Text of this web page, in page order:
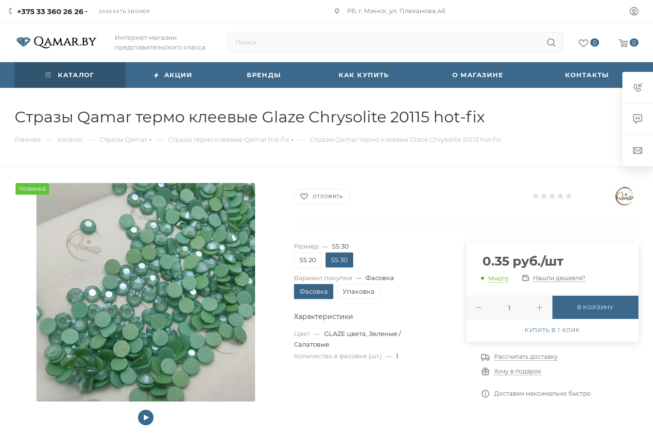
+375 33 360 26 26 ЗАКАЗАТЬ ЗВОНОК РБ, г. Минск, ул. Плеханова,46
Интернет-магазин
представительского класса
0 0
КАТАЛОГ АКЦИИ БРЕНДЫ КАК КУПИТЬ О МАГАЗИНЕ КОНТАКТЫ
Стразы Qamar термо клеевые Glaze Chrysolite 20115 hot-fix
Главная — Каталог — Стразы Qamar — Стразы термо клеевые Qamar hot-fix — Стразы Qamar термо клеевые Glaze Chrysolite 20115 hot-fix
Новинка
ОТЛОЖИТЬ
Размер — SS 30
SS 20
SS 30
Вариант покупки — Фасовка
Фасовка
Упаковка
Характеристики
Цвет — GLAZE цвета, Зеленые /
Салатовые
Количество в фасовке (шт.) — 1
0.35руб./шт
Много Нашли дешевле?
В КОРЗИНУ
КУПИТЬ В 1 КЛИК
Рассчитать доставку
Хочу в подарок
Доставим максимально быстро